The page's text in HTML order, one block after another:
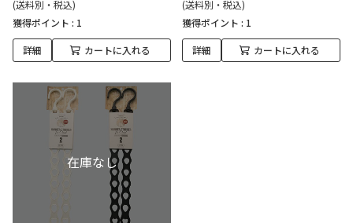
(送料別・税込)
獲得ポイント : 1
詳細 カートに入れる
(送料別・税込)
獲得ポイント : 1
詳細 カートに入れる